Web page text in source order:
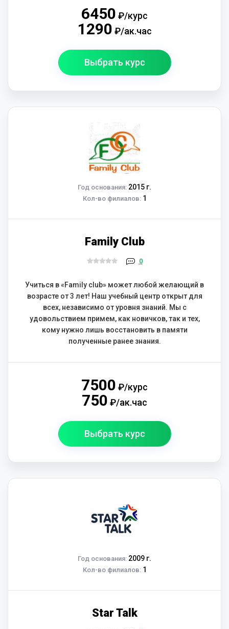
6450 ₽/курс
1290 ₽/ак.час
Выбрать курс
Год основания: 2015 г.
Кол-во филиалов:1
Family Club
0
Учиться в «Family club» может любой желающий в
возрасте от 3 лет! Наш учебный центр открыт для
всех, независимо от уровня знаний. Мы с
удовольствием примем, как новичков, так и тех,
кому нужно лишь восстановить в памяти
полученные ранее знания.
7500 ₽/курс
750 ₽/ак.час
Выбрать курс
Год основания: 2009 г.
Кол-во филиалов:1
Star Talk